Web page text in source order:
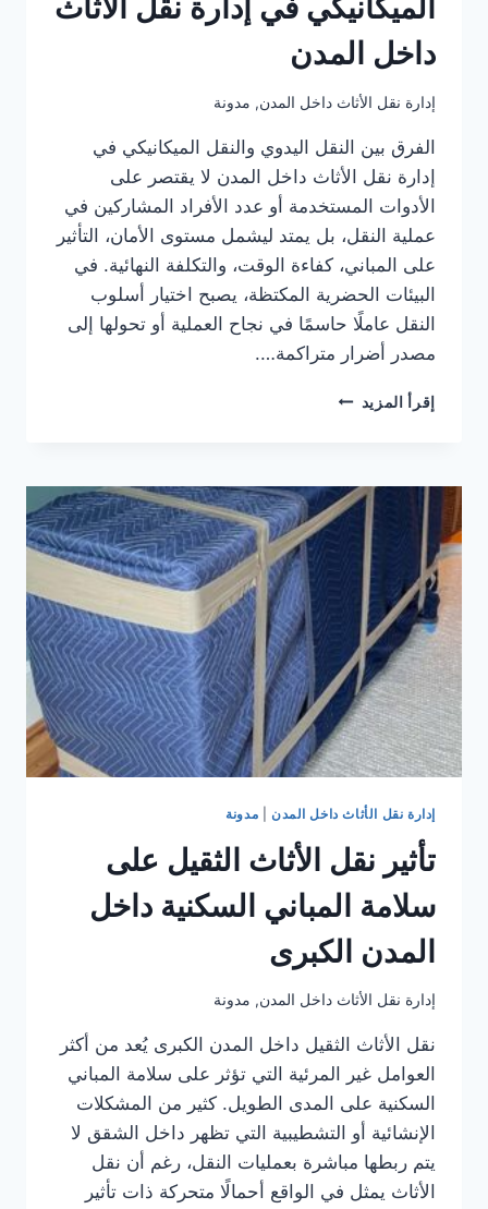
الكبرى
الميكانيكي في إدارة نقل الأثاث
داخل المدن
إدارة نقل الأثاث داخل المدن, مدونة
الفرق بين النقل اليدوي والنقل الميكانيكي في
إدارة نقل الأثاث داخل المدن لا يقتصر على
الأدوات المستخدمة أو عدد الأفراد المشاركين في
عملية النقل، بل يمتد ليشمل مستوى الأمان، التأثير
على المباني، كفاءة الوقت، والتكلفة النهائية. في
البيئات الحضرية المكتظة، يصبح اختيار أسلوب
النقل عاملًا حاسمًا في نجاح العملية أو تحولها إلى
مصدر أضرار متراكمة….
إقرأ المزيد الفرق
والنقل
الميكانيكي
إدارة
الأثاث
داخل
المدن
إدارة نقل الأثاث داخل المدن مدونة
تأثير نقل الأثاث الثقيل على
سلامة المباني السكنية داخل
المدن الكبرى
إدارة نقل الأثاث داخل المدن, مدونة
نقل الأثاث الثقيل داخل المدن الكبرى يُعد من أكثر
العوامل غير المرئية التي تؤثر على سلامة المباني
السكنية على المدى الطويل. كثير من المشكلات
الإنشائية أو التشطيبية التي تظهر داخل الشقق لا
يتم ربطها مباشرة بعمليات النقل، رغم أن نقل
الأثاث يمثل في الواقع أحمالًا متحركة ذات تأثير